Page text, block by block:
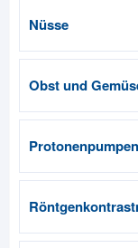
Nüsse
Obst und